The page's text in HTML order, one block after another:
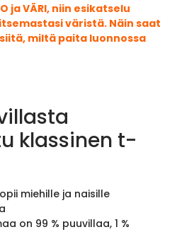
ja VÄRI, niin esikatselu
väristä. Näin saat
miltä paita luonnossa
klassinen t-
miehille ja naisille
on 99 % puuvillaa, 1 %